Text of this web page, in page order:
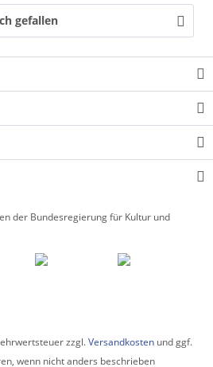
gefallen
der Bundesregierung für Kultur und
zzgl.Versandkosten und ggf.
wenn nicht anders beschrieben